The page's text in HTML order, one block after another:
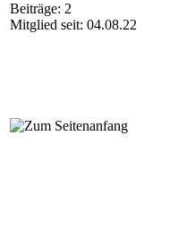
Beiträge: 2
Mitglied seit: 04.08.22